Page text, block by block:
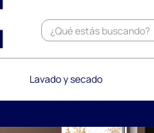
Lavado y secado